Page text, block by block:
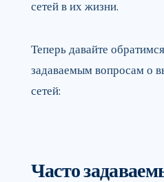
сетей в их жизни.
Теперь давайте
задаваемым вопросам о
сетей:
Часто